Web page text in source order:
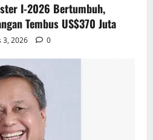
I-2026 Bertumbuh,
Tembus US$370 Juta
3, 2026 0